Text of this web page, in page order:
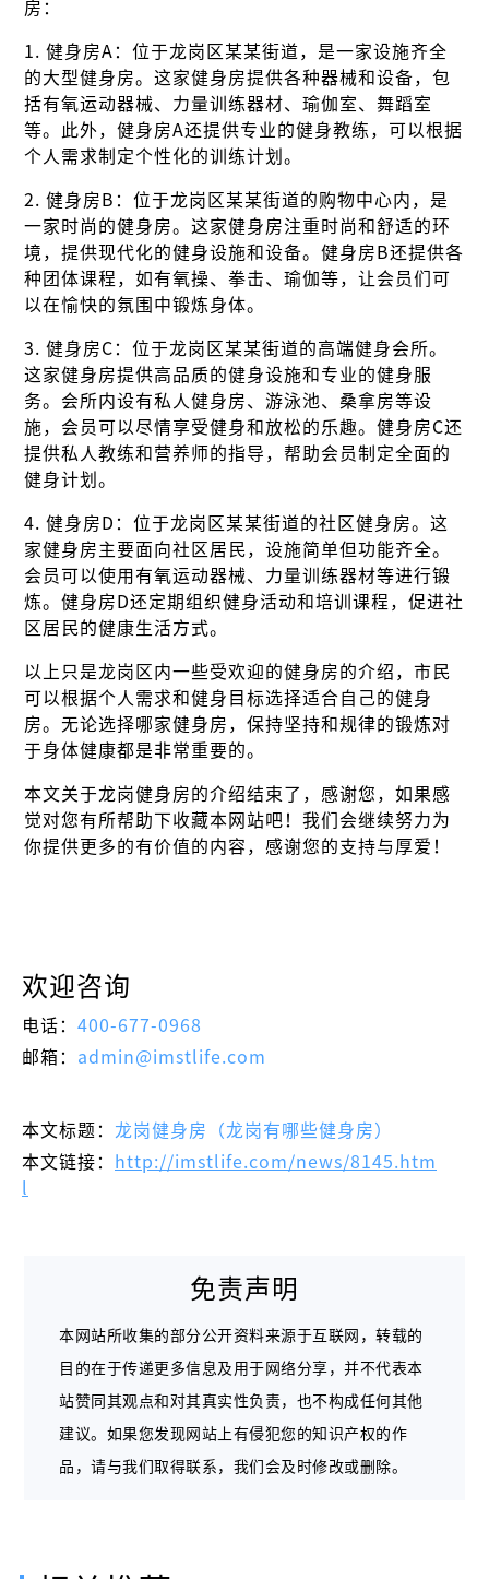
房：
1. 健身房A：位于龙岗区某某街道，是一家设施齐全
的大型健身房。这家健身房提供各种器械和设备，包
括有氧运动器械、力量训练器材、瑜伽室、舞蹈室
等。此外，健身房A还提供专业的健身教练，可以根据
个人需求制定个性化的训练计划。
2. 健身房B：位于龙岗区某某街道的购物中心内，是
一家时尚的健身房。这家健身房注重时尚和舒适的环
境，提供现代化的健身设施和设备。健身房B还提供各
种团体课程，如有氧操、拳击、瑜伽等，让会员们可
以在愉快的氛围中锻炼身体。
3. 健身房C：位于龙岗区某某街道的高端健身会所。
这家健身房提供高品质的健身设施和专业的健身服
务。会所内设有私人健身房、游泳池、桑拿房等设
施，会员可以尽情享受健身和放松的乐趣。健身房C还
提供私人教练和营养师的指导，帮助会员制定全面的
健身计划。
4. 健身房D：位于龙岗区某某街道的社区健身房。这
家健身房主要面向社区居民，设施简单但功能齐全。
会员可以使用有氧运动器械、力量训练器材等进行锻
炼。健身房D还定期组织健身活动和培训课程，促进社
区居民的健康生活方式。
以上只是龙岗区内一些受欢迎的健身房的介绍，市民
可以根据个人需求和健身目标选择适合自己的健身
房。无论选择哪家健身房，保持坚持和规律的锻炼对
于身体健康都是非常重要的。
本文关于龙岗健身房的介绍结束了，感谢您，如果感
觉对您有所帮助下收藏本网站吧！我们会继续努力为
你提供更多的有价值的内容，感谢您的支持与厚爱！
欢迎咨询
电话： 400-677-0968
邮箱： admin@imstlife.com
本文标题： 龙岗健身房（龙岗有哪些健身房）
本文链接：
http://imstlife.com/news/8145.htm
免责声明
本网站所收集的部分公开资料来源于互联网，转载的
目的在于传递更多信息及用于网络分享，并不代表本
站赞同其观点和对其真实性负责，也不构成任何其他
建议。如果您发现网站上有侵犯您的知识产权的作
品，请与我们取得联系，我们会及时修改或删除。